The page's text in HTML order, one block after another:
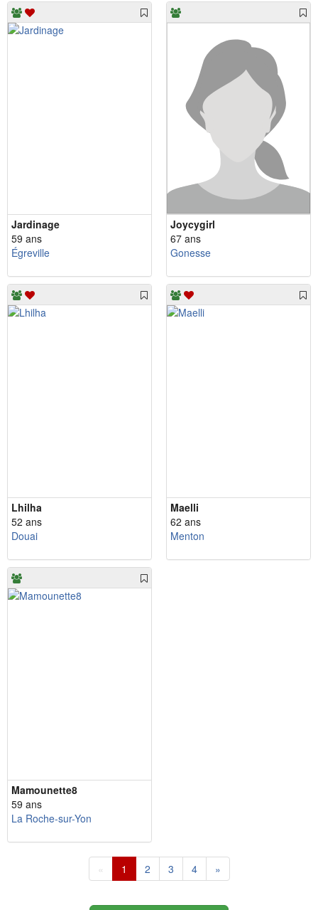
Jardinage
59 ans
Égreville
Joycygirl
67 ans
Gonesse
Lhilha
52 ans
Douai
Maelli
62 ans
Menton
Mamounette8
59 ans
La Roche-sur-Yon
« 1 2 3 4 »